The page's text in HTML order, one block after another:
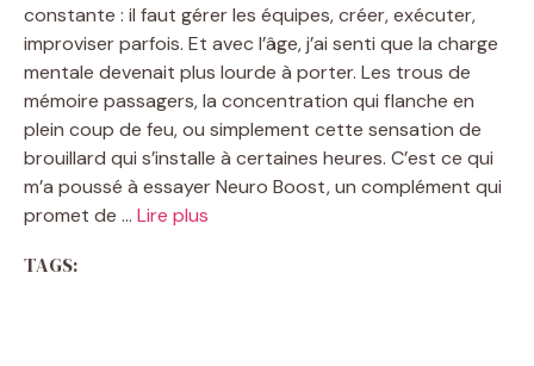
constante : il faut gérer les équipes, créer, exécuter,
improviser parfois. Et avec l’âge, j’ai senti que la charge
mentale devenait plus lourde à porter. Les trous de
mémoire passagers, la concentration qui flanche en
plein coup de feu, ou simplement cette sensation de
brouillard qui s’installe à certaines heures. C’est ce qui
m’a poussé à essayer Neuro Boost, un complément qui
promet de … Lire plus
TAGS: